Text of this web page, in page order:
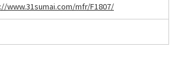
www.31sumai.com/mfr/F1807/